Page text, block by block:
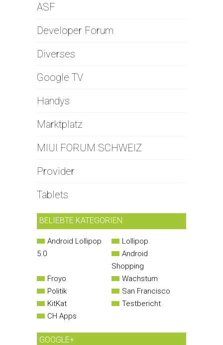
ASF
Developer Forum
Diverses
Google TV
Handys
Marktplatz
MIUI FORUM SCHWEIZ
Provider
Tablets
BELIEBTE KATEGORIEN
Android Lollipop
5.0
Lollipop
Android
Shopping
Froyo
Wachstum
Politik
San Francisco
KitKat
Testbericht
CH Apps
GOOGLE+